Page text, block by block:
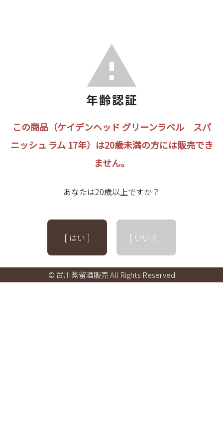
この商品（ケイデンヘッド グリーンラベル スパ
ニッシュ ラム 17年）は20歳未満の方には販売でき
ません。
あなたは20歳以上ですか？
[ はい ] [ いいえ ]
© 武川蒸留酒販売 All Rights Reserved